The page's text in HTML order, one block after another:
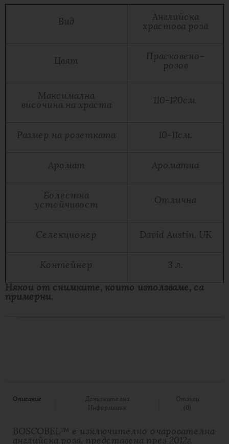
Вид
Английска
храстова роза
Цвят
Прасковено-
розов
Максимална
височина на храста
110-120см.
Размер на розетката 10-11см.
Аромат Ароматна
Болестна
устойчивост
Отлична
Селекционер David Austin, UK
Контейнер
3 л.
Някои от снимките, които използваме, са
примерни.
Описание
Допълнителна
Информация
Отзиви
(0)
BOSCOBEL™ е изключително очарователна
английска роза, представена през 2012г.